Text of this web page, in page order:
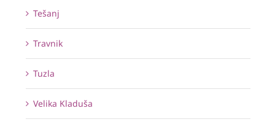
Tešanj
Travnik
Tuzla
Velika Kladuša